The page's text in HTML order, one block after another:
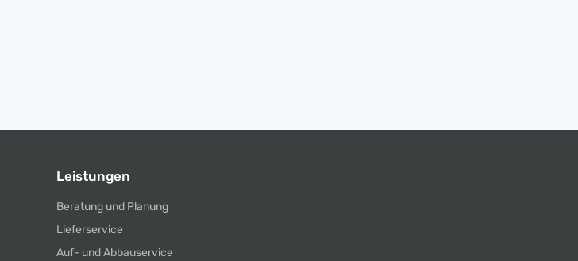
Leistungen
Beratung und Planung
Lieferservice
Auf- und Abbauservice